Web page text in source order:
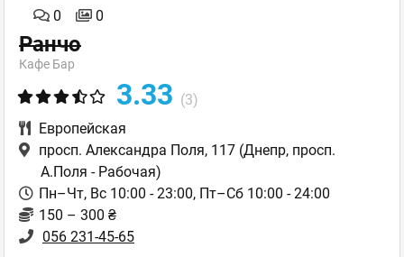
0 0
Ранчо
Кафе Бар
3.33 (3)
Европейская
просп. Александра Поля, 117 (Днепр, просп.
А.Поля - Рабочая)
Пн–Чт, Вс 10:00 - 23:00, Пт–Сб 10:00 - 24:00
150 – 300 ₴
056 231-45-65